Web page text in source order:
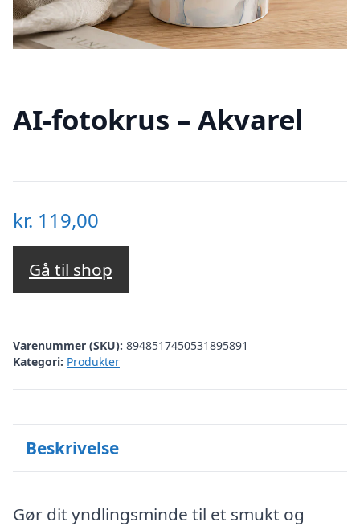
AI-fotokrus – Akvarel
kr. 119,00
Gå til shop
Varenummer (SKU): 8948517450531895891
Kategori: Produkter
Beskrivelse
Gør dit yndlingsminde til et smukt og